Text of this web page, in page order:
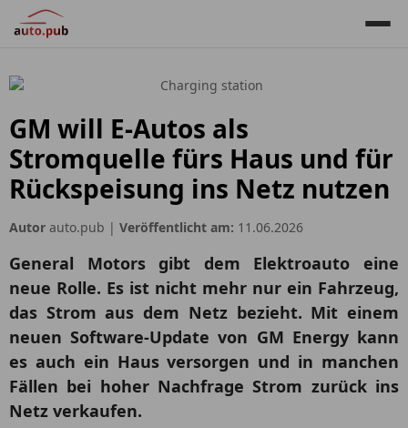
GM will E-Autos als
Stromquelle fürs Haus und für
Rückspeisung ins Netz nutzen
Autor auto.pub | Veröffentlicht am: 11.06.2026
General Motors gibt dem Elektroauto eine
neue Rolle. Es ist nicht mehr nur ein Fahrzeug,
das Strom aus dem Netz bezieht. Mit einem
neuen Software-Update von GM Energy kann
es auch ein Haus versorgen und in manchen
Fällen bei hoher Nachfrage Strom zurück ins
Netz verkaufen.